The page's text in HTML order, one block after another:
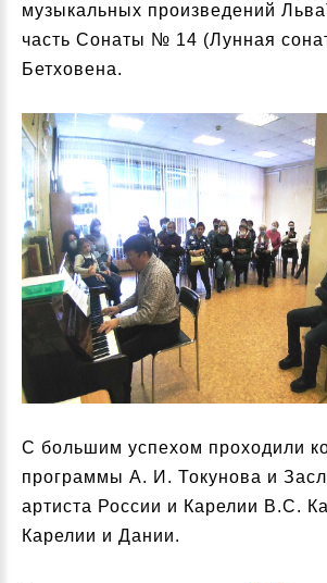
музыкальных произведений
часть Сонаты № 14 (Лунная
Бетховена.
С большим успехом проходили
программы А. И. Токунова и
артиста России и Карелии В.С.
Карелии и Дании.